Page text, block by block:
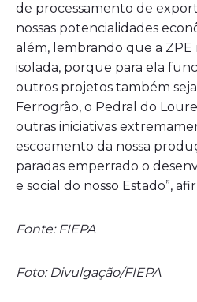
de processamento de
nossas potencialidades
além, lembrando que a ZPE
isolada, porque para ela
outros projetos também
Ferrogrão, o Pedral do
outras iniciativas
escoamento da nossa
paradas emperrado o
e social do nosso Estado”,
Fonte: FIEPA
Foto: Divulgação/FIEPA